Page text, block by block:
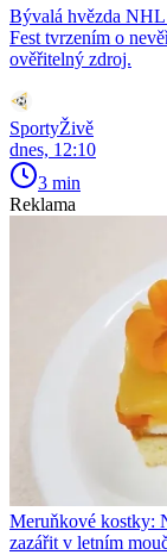
Bývalá hvězda
Fest tvrzením o
ověřitelný zdroj.
SportyŽivě
dnes, 12:10
3 min
Reklama
Meruňkové kostky:
zazářit v letním